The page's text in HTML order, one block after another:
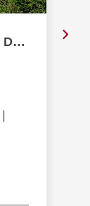
Terrain constructible !!! Limitrophe Domérat !!! Un havre...